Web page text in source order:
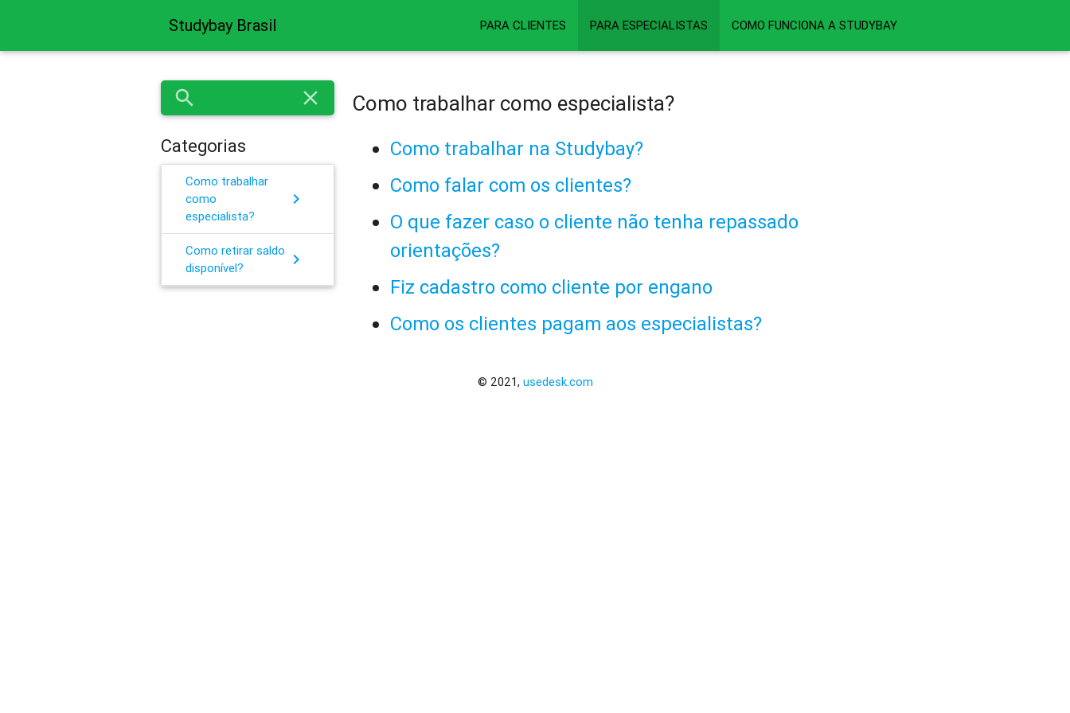
Studybay Brasil PARA CLIENTES PARA ESPECIALISTAS COMO FUNCIONA A STUDYBAY
search close
Categorias
Como trabalhar
como
especialista?
chevron_right
Como retirar saldo
disponível?
chevron_right
Como trabalhar como especialista?
Como trabalhar na Studybay?
Como falar com os clientes?
O que fazer caso o cliente não tenha repassado
orientações?
Fiz cadastro como cliente por engano
Como os clientes pagam aos especialistas?
© 2021, usedesk.com